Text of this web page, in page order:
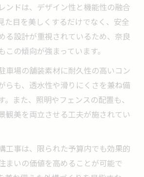
ンドは、デザイン性と機能性の融合
た目を美しくするだけでなく、安全
る設計が重視されているため、奈良
この傾向が強まっています。
車場の舗装素材に耐久性の高いコン
らも、透水性や滑りにくさを兼ね備
。また、照明やフェンスの配置も、
観美を両立させる工夫が施されてい
工事は、限られた予算内でも効果的
まいの価値を高めることが可能で